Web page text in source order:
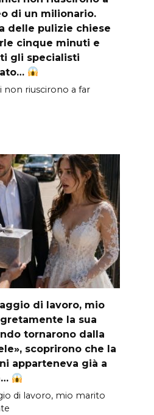
di un milionario.
delle pulizie chiese
cinque minuti e
gli specialisti
non riuscirono a far
di lavoro, mio
la sua
tornarono dalla
scoprirono che la
apparteneva già a
di lavoro, mio marito